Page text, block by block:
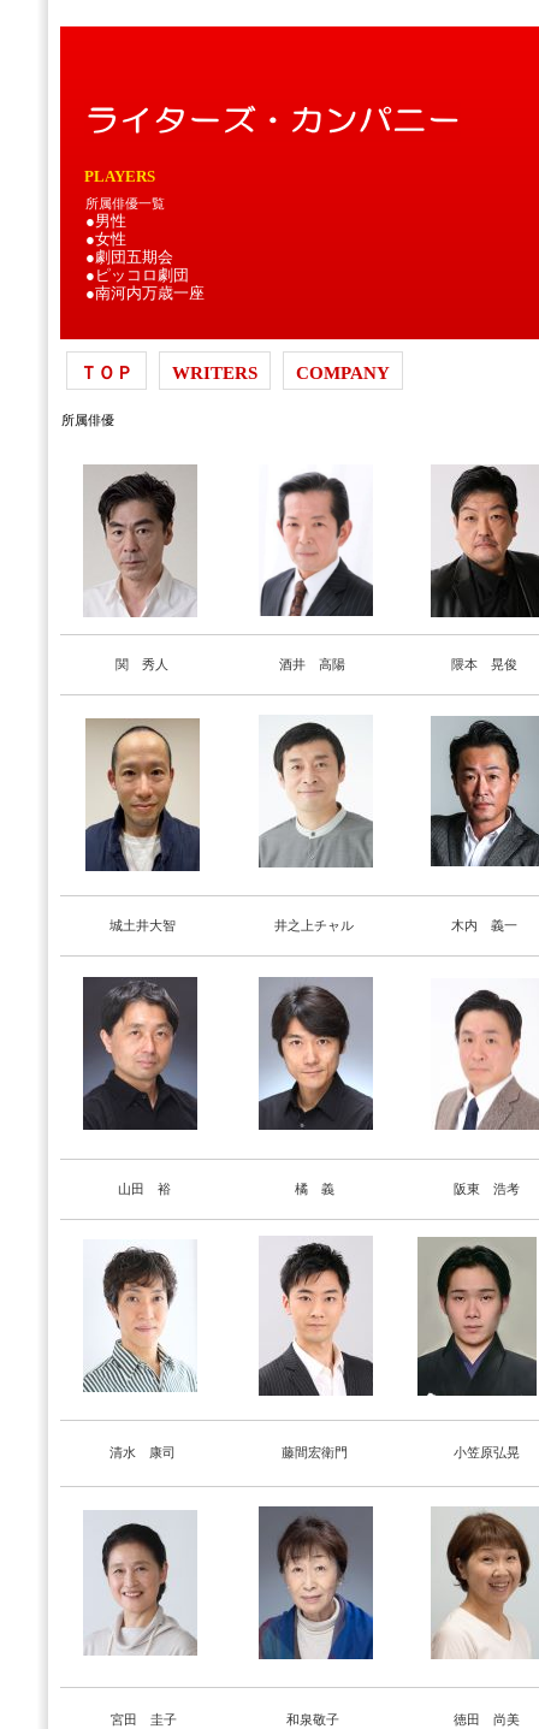
PLAYERS
所属俳優一覧
●男性
●女性
●劇団五期会
●ピッコロ劇団
●南河内万歳一座
所属俳優
ＴＯＰ WRITERS COMPANY
関 秀人 酒井 高陽 隈本 晃俊
城土井大智 井之上チャル 木内 義一
山田 裕 橘 義 阪東 浩考
清水 康司 藤間宏衛門 小笠原弘晃
宮田 圭子 和泉敬子 徳田 尚美